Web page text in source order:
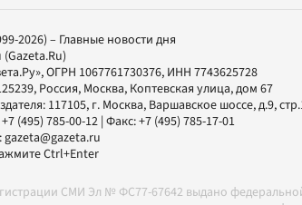
2026) – Главные новости дня
(Gazeta.Ru)
, ОГРН 1067761730376, ИНН 7743625728
Россия, Москва, Коптевская улица, дом 67
117105, г. Москва, Варшавское шоссе, д.9,
+7 (495) 785-00-12 | Факс:+7 (495) 785-17-01
gazeta@gazeta.ru
Ctrl+Enter
СМИ Эл № ФС77-67642 выдано